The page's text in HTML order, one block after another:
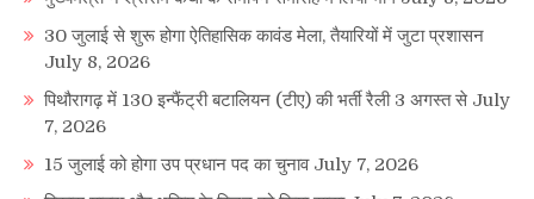
30 जुलाई से शुरू होगा ऐतिहासिक कावंड मेला, तैयारियों में जुटा प्रशासन
July 8, 2026
पिथौरागढ़ में 130 इन्फैंट्री बटालियन (टीए) की भर्ती रैली 3 अगस्त से July
7, 2026
15 जुलाई को होगा उप प्रधान पद का चुनाव July 7, 2026